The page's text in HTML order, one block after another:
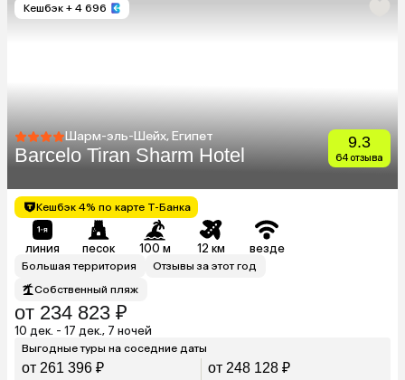
Кешбэк + 4 696
Шарм-эль-Шейх, Египет
Barcelo Tiran Sharm Hotel
9.3
64 отзыва
Кешбэк 4% по карте Т-Банка
линия песок 100 м 12 км везде
Большая территория
Отзывы за этот год
Собственный пляж
от 234 823 ₽
10 дек. - 17 дек., 7 ночей
Выгодные туры на соседние даты
от 261 396 ₽ от 248 128 ₽